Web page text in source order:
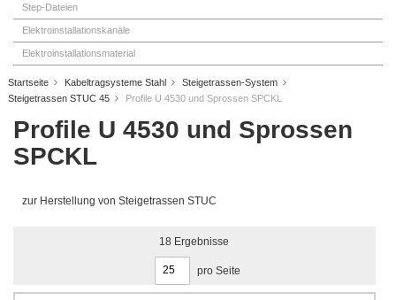
Step-Dateien
Elektroinstallationskanäle
Elektroinstallationsmaterial
Startseite Kabeltragsysteme Stahl
Steigetrassen-System
Steigetrassen STUC 45
Profile U 4530 und Sprossen SPCKL
Profile U 4530 und Sprossen
SPCKL
zur Herstellung von Steigetrassen STUC
18 Ergebnisse
pro Seite